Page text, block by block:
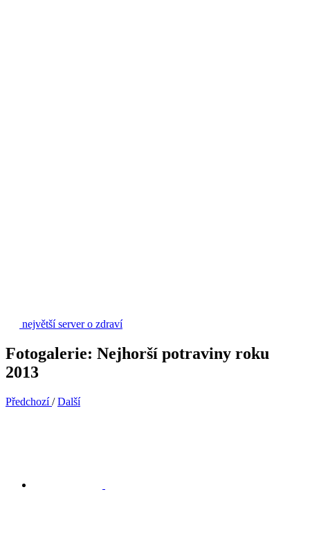
největší server o zdraví
Fotogalerie: Nejhorší potraviny roku
2013
Předchozí / Další